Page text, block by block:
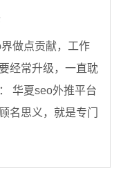
做点贡献，工作
经常升级，一直耽
华夏seo外推平台
名思义，就是专门